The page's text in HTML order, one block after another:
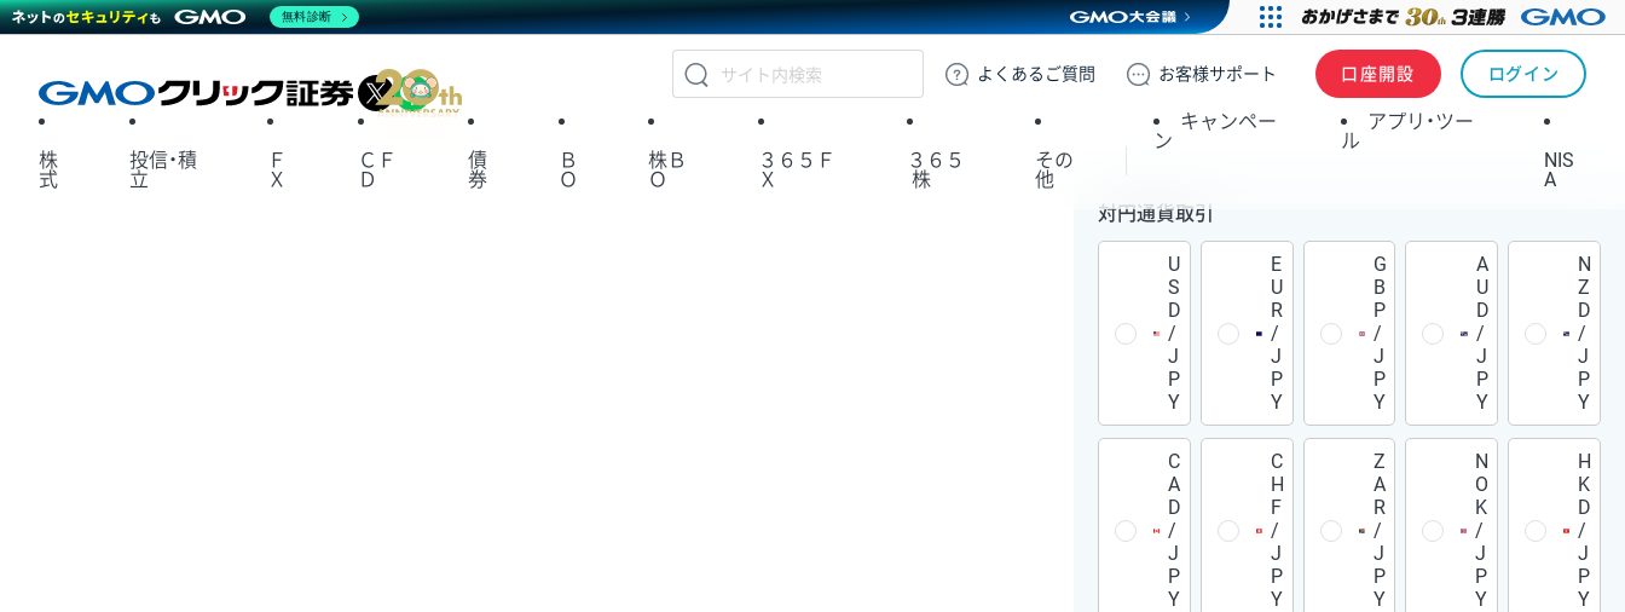
GMOクリック証券
よくある ご質問 お客様サポート 口座開設 ログイン
X
株
式
投信・積
立
Ｆ
Ｘ
ＣＦ
Ｄ
債
券
Ｂ
Ｏ
株Ｂ
Ｏ
３６５Ｆ
Ｘ
３６５
株
その
他
キャンペー
ン
アプリ・ツー
ル
NIS
A
対円通貨取引
U
S
D
/
J
P
Y
E
U
R
/
J
P
Y
G
B
P
/
J
P
Y
A
U
D
/
J
P
Y
N
Z
D
/
J
P
Y
C
A
D
/
J
P
Y
C
H
F
/
J
P
Y
Z
A
R
/
J
P
Y
N
O
K
/
J
P
Y
H
K
D
/
J
P
Y
無料診断